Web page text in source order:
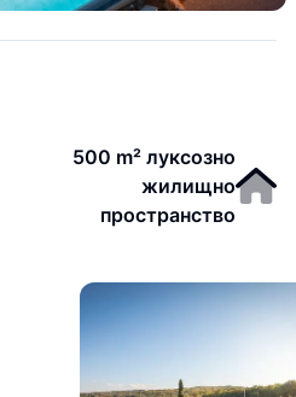
500 m² луксозно
жилищно
пространство